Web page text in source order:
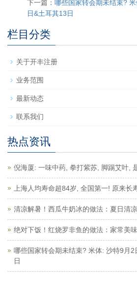
下一篇： 哪些国家转会期未结束?
日&土耳其13日
栏目分类
关于开丰注册
业务范围
最新动态
联系我们
热点资讯
倪海厦: 一味中药, 拳打紫苏, 脚踢艾叶,
上海人均寿命超84岁, 全国第一! 原来长
清凉解暑！西瓜牛奶冰的做法：夏日清
绝对下饭！红烧罗非鱼的做法：家常美
哪些国家转会期未结束? 米体: 沙特9月
日